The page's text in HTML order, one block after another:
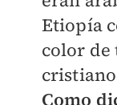
Etiopía
color de
Como